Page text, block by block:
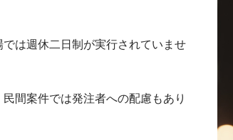
は週休二日制が実行されていませ
間案件では発注者への配慮もあり